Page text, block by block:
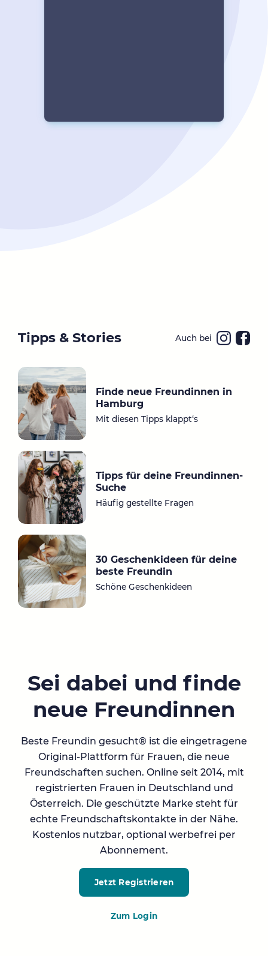
Tipps & Stories Auch bei
a
Finde neue Freundinnen in
Hamburg
Mit diesen Tipps klappt‘s
Tipps für deine Freundinnen-
Suche
Häufig gestellte Fragen
30 Geschenkideen für deine
beste Freundin
Schöne Geschenkideen
Sei dabei und finde
neue Freundinnen
Beste Freundin gesucht® ist die eingetragene
Original-Plattform für Frauen, die neue
Freundschaften suchen. Online seit 2014, mit
registrierten Frauen in Deutschland und
Österreich. Die geschützte Marke steht für
echte Freundschaftskontakte in der Nähe.
Kostenlos nutzbar, optional werbefrei per
Abonnement.
Jetzt Registrieren
Zum Login